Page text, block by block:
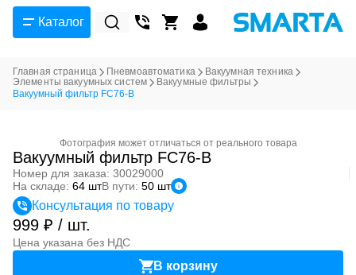
Каталог
Главная страница Пневмоавтоматика
Вакуумная техника
Элементы вакуумных систем
Вакуумные фильтры
Вакуумный фильтр FC76-B
Фотография может отличаться от реального товара
Вакуумный фильтр FC76-B
Номер для заказа: 30029000
На складе: 64 штВ пути: 50 шт
Консультация по товару
999 ₽ / шт.
Цена указана без НДС
В корзину